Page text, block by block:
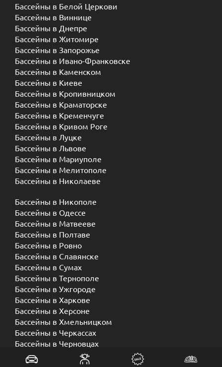
Бассейны в Белой Церкови
Бассейны в Виннице
Бассейны в Днепре
Бассейны в Житомире
Бассейны в Запорожье
Бассейны в Ивано-Франковске
Бассейны в Каменском
Бассейны в Киеве
Бассейны в Кропивницком
Бассейны в Краматорске
Бассейны в Кременчуге
Бассейны в Кривом Роге
Бассейны в Луцке
Бассейны в Львове
Бассейны в Мариуполе
Бассейны в Мелитополе
Бассейны в Николаеве
Бассейны в Никополе
Бассейны в Одессе
Бассейны в Матвееве
Бассейны в Полтаве
Бассейны в Ровно
Бассейны в Славянске
Бассейны в Сумах
Бассейны в Тернополе
Бассейны в Ужгороде
Бассейны в Харкове
Бассейны в Херсоне
Бассейны в Хмельницком
Бассейны в Черкассах
Бассейны в Черновцах
Бассейны в Чернигове